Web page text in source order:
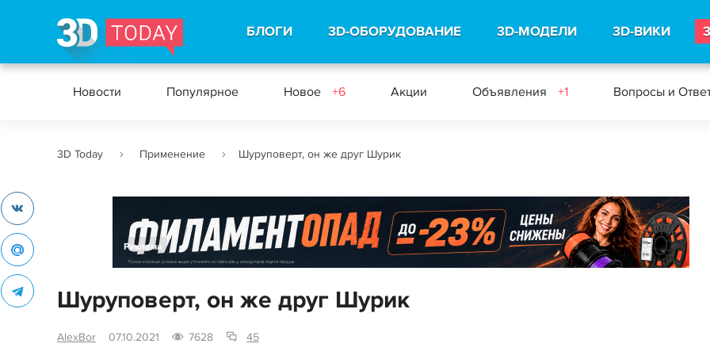
БЛОГИ 3D-ОБОРУДОВАНИЕ 3D-МОДЕЛИ 3D-ВИКИ
Новости Популярное Новое +6 Акции Объявления +1 Вопросы и
3D Today Применение Шуруповерт, он же друг Шурик
Реклама
Шуруповерт, он же друг Шурик
AlexBor 07.10.2021 7628 45